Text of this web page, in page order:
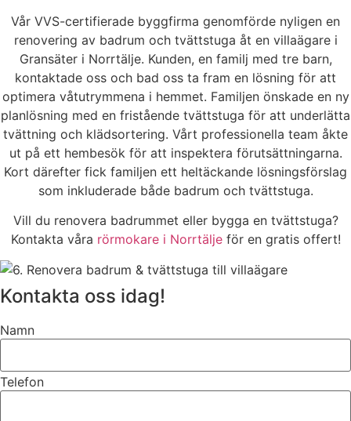
Vår VVS-certifierade byggfirma genomförde nyligen en
renovering av badrum och tvättstuga åt en villaägare i
Gransäter i Norrtälje. Kunden, en familj med tre barn,
kontaktade oss och bad oss ta fram en lösning för att
optimera våtutrymmena i hemmet. Familjen önskade en ny
planlösning med en fristående tvättstuga för att underlätta
tvättning och klädsortering. Vårt professionella team åkte
ut på ett hembesök för att inspektera förutsättningarna.
Kort därefter fick familjen ett heltäckande lösningsförslag
som inkluderade både badrum och tvättstuga.
Vill du renovera badrummet eller bygga en tvättstuga?
Kontakta våra rörmokare i Norrtäljeför en gratis offert!
Kontakta oss idag!
Namn
Telefon